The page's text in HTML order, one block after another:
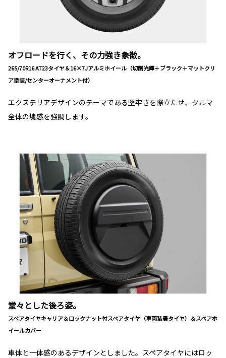
オフロードを行く、その力強き象徴。
265/70R16 AT23タイヤ＆16×7Jアルミホイール（切削光輝＋ブラック＋マットクリ
ア塗装/センターオーナメント付）
エクステリアデザインのテーマである堅牢さを際立たせ、クルマ
全体の塊感を強調します。
堂々とした後ろ姿。
スペアタイヤキャリア＆ロックナット付スペアタイヤ（車両装着タイヤ）＆スペアホ
イールカバー
車体と一体感のあるデザインとしました。スペアタイヤにはロッ